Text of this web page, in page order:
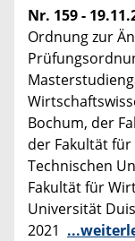
Nr. 159 -
Ordnung zur
Bochum, der
der Fakultät
Technischen
Fakultät für
Universität
2021